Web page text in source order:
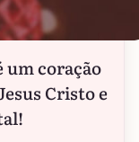
um coração
Cristo e